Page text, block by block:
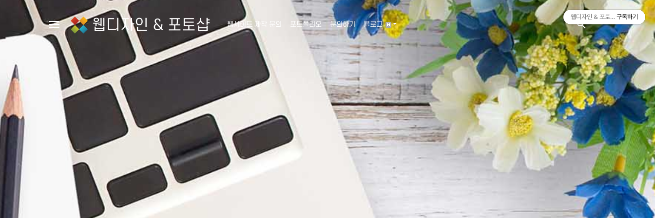
Toggle navigation
웹디자인 & 포토샵 웹사이트 제작 문의 포트폴리오 문의하기 블로그 search
티스토리툴바
웹디자인 & 포토샵 구독하기